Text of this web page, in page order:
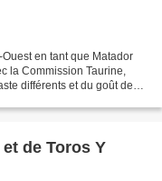
en tant que Matador
la Commission Taurine,
différents et du goût de
de Toros Y